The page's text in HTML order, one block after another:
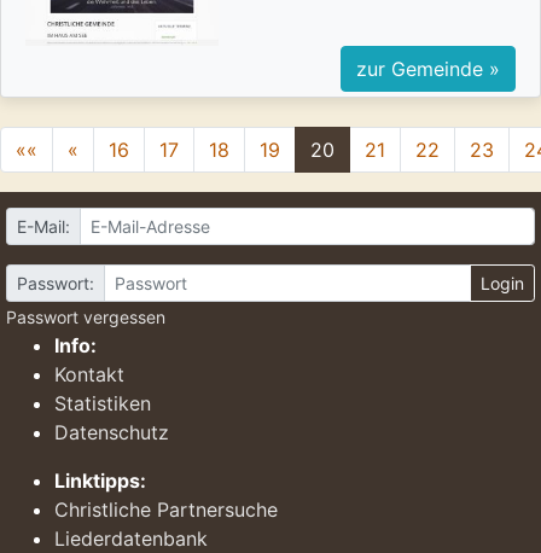
zur Gemeinde »
«« « 16 17 18 19 20 21 22 23
E-Mail:
Passwort:
Login
Passwort vergessen
Info:
Kontakt
Statistiken
Datenschutz
Linktipps:
Christliche Partnersuche
Liederdatenbank